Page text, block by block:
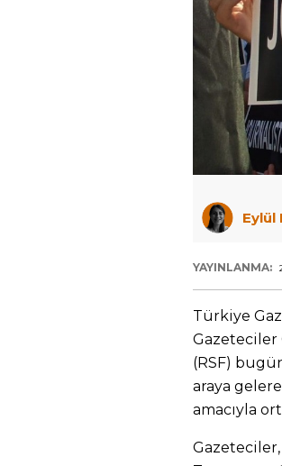
Eylül
YAYINLANMA:
Türkiye
Gazeteciler
(RSF)
araya
amacıyla